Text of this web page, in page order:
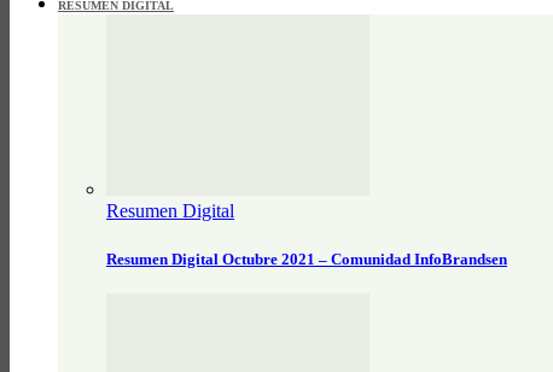
RESUMEN DIGITAL
Resumen Digital
Resumen Digital Octubre 2021 – Comunidad InfoBrandsen